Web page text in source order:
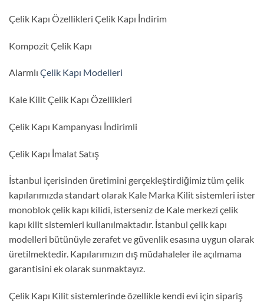
Çelik Kapı Özellikleri Çelik Kapı İndirim
Kompozit Çelik Kapı
Alarmlı Çelik Kapı Modelleri
Kale Kilit Çelik Kapı Özellikleri
Çelik Kapı Kampanyası İndirimli
Çelik Kapı İmalat Satış
İstanbul içerisinden üretimini gerçekleştirdiğimiz tüm çelik
kapılarımızda standart olarak Kale Marka Kilit sistemleri ister
monoblok çelik kapı kilidi, isterseniz de Kale merkezi çelik
kapı kilit sistemleri kullanılmaktadır. İstanbul çelik kapı
modelleri bütünüyle zerafet ve güvenlik esasına uygun olarak
üretilmektedir. Kapılarımızın dış müdahaleler ile açılmama
garantisini ek olarak sunmaktayız.
Çelik Kapı Kilit sistemlerinde özellikle kendi evi için sipariş